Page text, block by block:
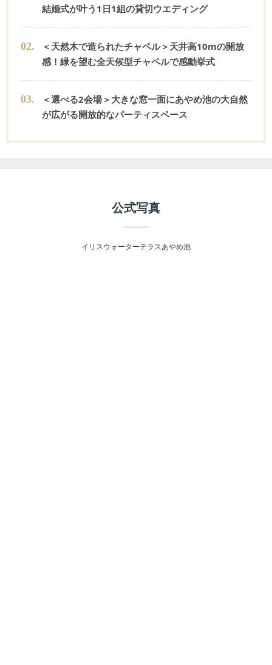
結婚式が叶う1日1組の貸切ウエディング
02.
＜天然木で造られたチャペル＞天井高10mの開放
感！緑を望む全天候型チャペルで感動挙式
03.
＜選べる2会場＞大きな窓一面にあやめ池の大自然
が広がる開放的なパーティスペース
公式写真
イリスウォーターテラスあやめ池